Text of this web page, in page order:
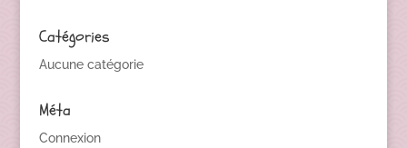
Catégories
Aucune catégorie
Méta
Connexion